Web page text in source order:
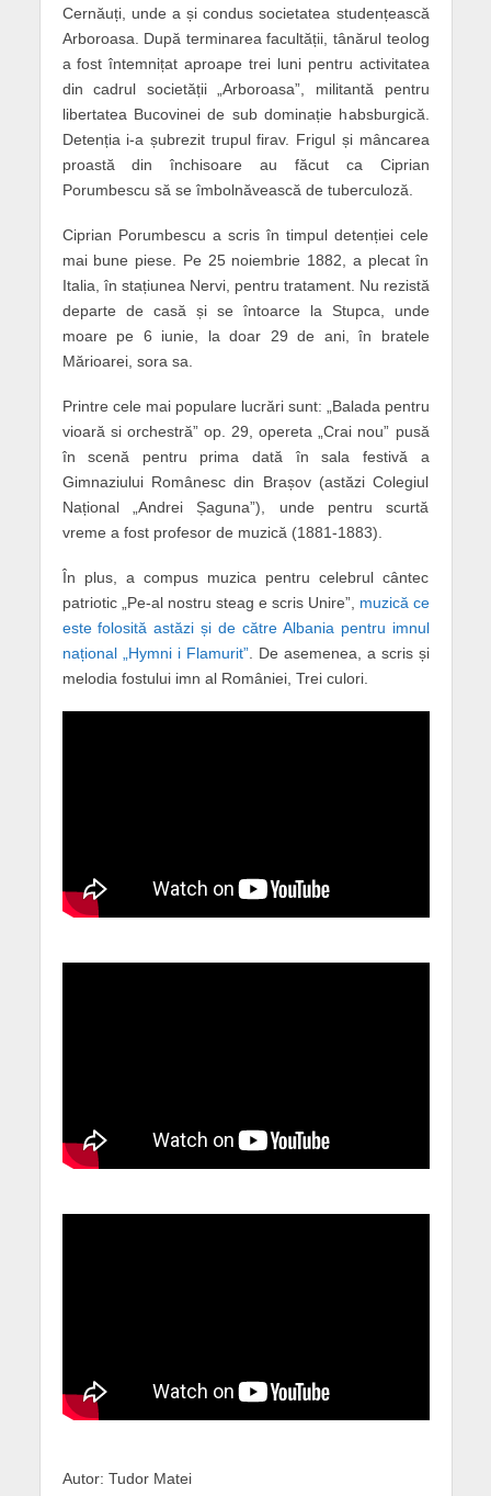
Cernăuți, unde a și condus societatea studențească
Arboroasa. După terminarea facultății, tânărul teolog
a fost întemnițat aproape trei luni pentru activitatea
din cadrul societății „Arboroasa”, militantă pentru
libertatea Bucovinei de sub dominație habsburgică.
Detenția i-a șubrezit trupul firav. Frigul și mâncarea
proastă din închisoare au făcut ca Ciprian
Porumbescu să se îmbolnăvească de tuberculoză.
Ciprian Porumbescu a scris în timpul detenției cele
mai bune piese. Pe 25 noiembrie 1882, a plecat în
Italia, în stațiunea Nervi, pentru tratament. Nu rezistă
departe de casă și se întoarce la Stupca, unde
moare pe 6 iunie, la doar 29 de ani, în bratele
Mărioarei, sora sa.
Printre cele mai populare lucrări sunt: „Balada pentru
vioară si orchestră” op. 29, opereta „Crai nou” pusă
în scenă pentru prima dată în sala festivă a
Gimnaziului Românesc din Brașov (astăzi Colegiul
Național „Andrei Șaguna”), unde pentru scurtă
vreme a fost profesor de muzică (1881-1883).
În plus, a compus muzica pentru celebrul cântec
patriotic „Pe-al nostru steag e scris Unire”, muzică ce
este folosită astăzi și de către Albania pentru imnul
național „Hymni i Flamurit”. De asemenea, a scris și
melodia fostului imn al României, Trei culori.
Autor: Tudor Matei